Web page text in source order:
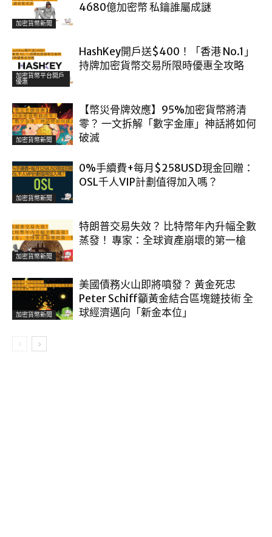
加密貨幣新聞
4680億加密幣 私鑰誰屬成謎
加密貨幣平台開戶
優惠
HashKey開戶送$400！「香港 No.1」
持牌加密貨幣交易所限時優惠全攻略
加密貨幣新聞
【幣災骨牌效應】95%加密貨幣將清
零？ 一文拆解「數字金庫」神話將如何
破滅
加密貨幣新聞
0%手續費+每月$258USD現金回贈：
OSL千人VIP計劃值得加入嗎？
加密貨幣新聞
特朗普交易失效？ 比特幣年內升幅全數
蒸發！ 專家：全球資產崩壞的第一槍
加密貨幣新聞
美國債務火山即將噴發？ 黃金死忠
Peter Schiff籲黃金結合區塊鏈技術 全
球經濟邁向「新金本位」